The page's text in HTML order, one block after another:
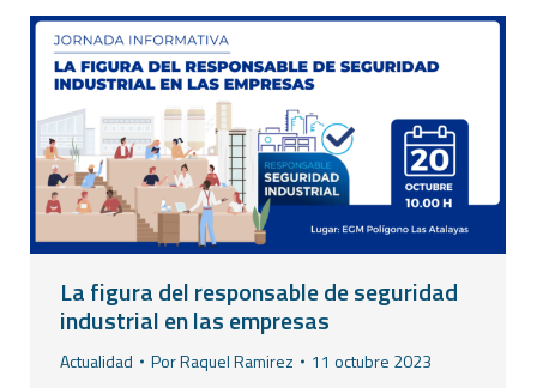
La figura del responsable de seguridad
industrial en las empresas
Actualidad PorRaquel Ramirez 11 octubre 2023